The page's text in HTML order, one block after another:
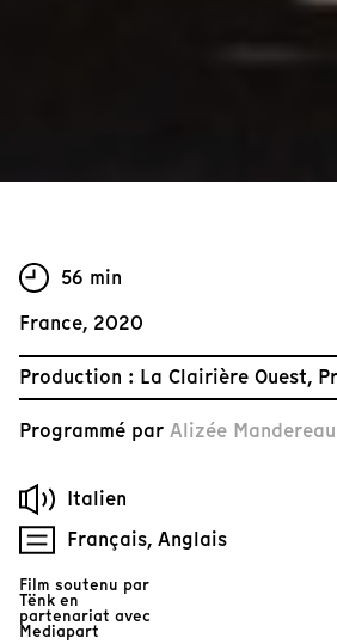
56 min
France, 2020
Production : La Clairière Ouest,
Programmé par Alizée Mandereau
Italien
Français, Anglais
Film soutenu par
Tënk en
partenariat avec
Mediapart